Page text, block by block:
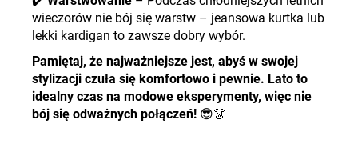
wieczorów nie bój się warstw – jeansowa kurtka lub
lekki kardigan to zawsze dobry wybór.
Pamiętaj, że najważniejsze jest, abyś w swojej
stylizacji czuła się komfortowo i pewnie. Lato to
idealny czas na modowe eksperymenty, więc nie
bój się odważnych połączeń! 😎👗